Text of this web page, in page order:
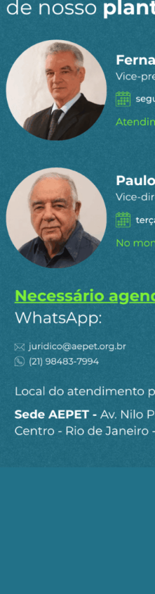
a Petrobrás, porque
Bolsonaro/Paulo
no Brasil e na
da Lei das Estatais,
pelo povo. Privatizar a
a Petrobrás!
as auditorias da ANP
atuam na indústria de
na equipe
paralisar as atividades,
a economia baiana e
mobilização social e
e judiciais para sustar
ANP.
do núcleo AEPET BA
destaques
Direto para receber os
nosso site.
Ao clicar em